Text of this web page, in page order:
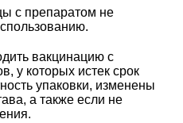
с препаратом не
вакцинацию с
у которых истек срок
упаковки, изменены
а также если не